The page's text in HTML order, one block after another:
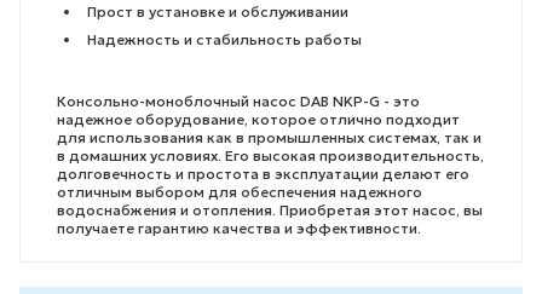
Прост в установке и обслуживании
Надежность и стабильность работы
Консольно-моноблочный насос DAB NKP-G - это
надежное оборудование, которое отлично подходит
для использования как в промышленных системах, так и
в домашних условиях. Его высокая производительность,
долговечность и простота в эксплуатации делают его
отличным выбором для обеспечения надежного
водоснабжения и отопления. Приобретая этот насос, вы
получаете гарантию качества и эффективности.